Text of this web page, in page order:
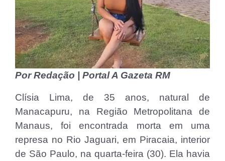
Por Redação | Portal A Gazeta RM
Clísia Lima, de 35 anos, natural de
Manacapuru, na Região Metropolitana de
Manaus, foi encontrada morta em uma
represa no Rio Jaguari, em Piracaia, interior
de São Paulo, na quarta-feira (30). Ela havia